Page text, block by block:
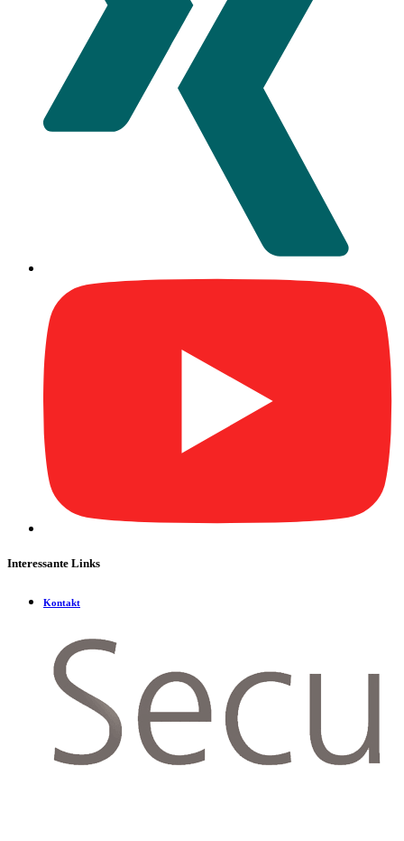
Interessante Links
Kontakt